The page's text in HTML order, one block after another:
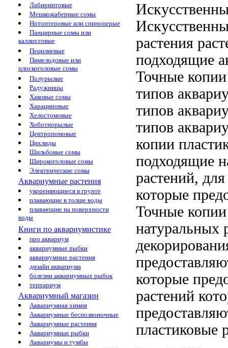
Лабиринтовые
Мешкожаберные сомы
Нотоптеровые или спиноперые
Панцирные сомы или
каллихтовые
Пецилиевые
Пимелодовые или
плоскоголовые сомы
Полурылые
Радужницы
Хаковые сомы
Харациновые
Хелостомовые
Хоботнорылые
Центропомовые
Цихлиды
Шильбовые сомы
Широкоголовые сомы
Электрические сомы
Аквариумные растения
укореняющиеся в грунте
плавающие в толще воды
плавающие на поверхности
воды
Книги по аквариумистике
про аквариум
аквариумные рыбки
аквариумные растения
дизайн аквариума
болезни аквариумных рыбок
террариум
Аквариумный магазин
Аквариумная химия
Аквариумные беспозвоночные
Аквариумные растения
Аквариумные рыбки
Аквариумы и тумбы
растения
подходящие
Точные копии
типов
типов
типов
копии
подходящие
растений,
которые
Точные
натуральных
которые
растений
пластиковые